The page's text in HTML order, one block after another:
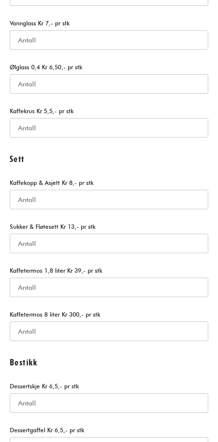
Vannglass Kr 7,- pr stk
Ølglass 0,4 Kr 6,50,- pr stk
Kaffekrus Kr 5,5,- pr stk
Sett
Kaffekopp & Asjett Kr 8,- pr stk
Sukker & Fløtesett Kr 13,- pr stk
Kaffetermos 1,8 liter Kr 39,- pr stk
Kaffetermos 8 liter Kr 300,- pr stk
Bestikk
Dessertskje Kr 6,5,- pr stk
Dessertgaffel Kr 6,5,- pr stk